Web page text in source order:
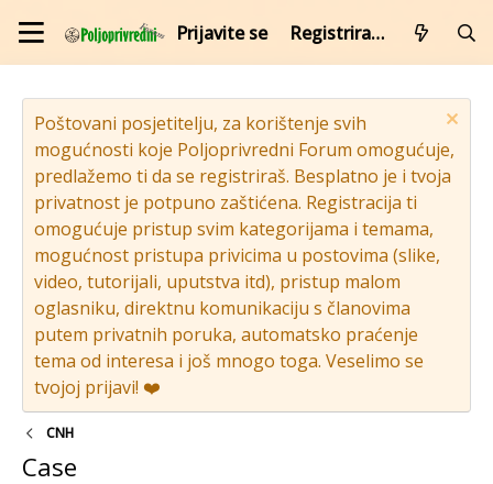
Prijavite se Registrirajte se
Poštovani posjetitelju, za korištenje svih
mogućnosti koje Poljoprivredni Forum omogućuje,
predlažemo ti da se registriraš. Besplatno je i tvoja
privatnost je potpuno zaštićena. Registracija ti
omogućuje pristup svim kategorijama i temama,
mogućnost pristupa privicima u postovima (slike,
video, tutorijali, uputstva itd), pristup malom
oglasniku, direktnu komunikaciju s članovima
putem privatnih poruka, automatsko praćenje
tema od interesa i još mnogo toga. Veselimo se
tvojoj prijavi! ❤️
CNH
Case